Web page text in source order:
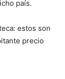
país.
estos son
precio